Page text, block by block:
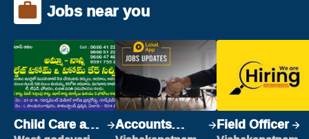
Jobs near you
Child Care and Accounts Field Officer